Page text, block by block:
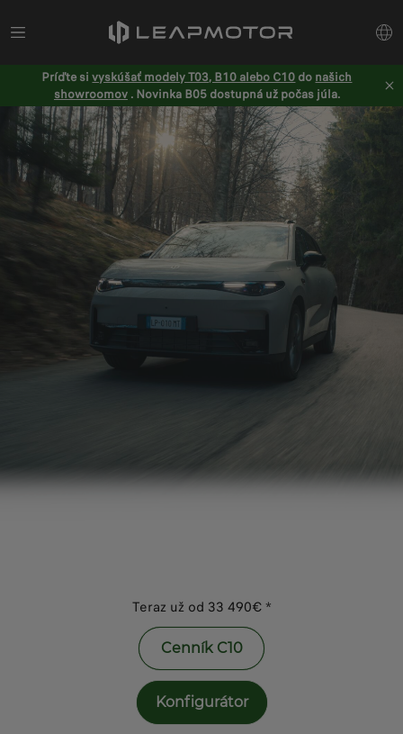
Príďte sivyskúšať modely T03, B10 alebo C10 do našich
showroomov. Novinka B05 dostupná už počas júla.
Teraz už od 33 490€ *
Cenník C10
Konfigurátor